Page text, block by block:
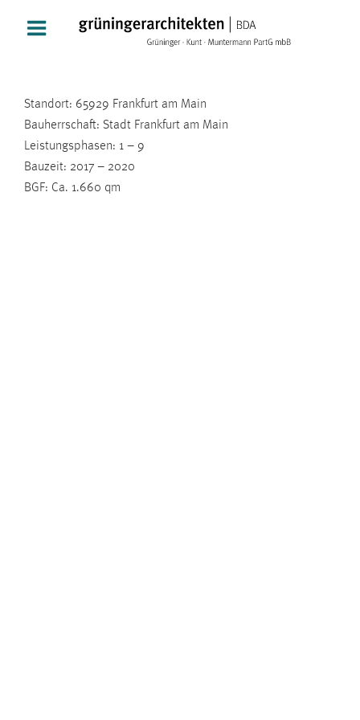
Inhalt
Standort: 65929 Frankfurt am Main
Bauherrschaft: Stadt Frankfurt am Main
Leistungsphasen: 1 – 9
Bauzeit: 2017 – 2020
BGF: Ca. 1.660 qm